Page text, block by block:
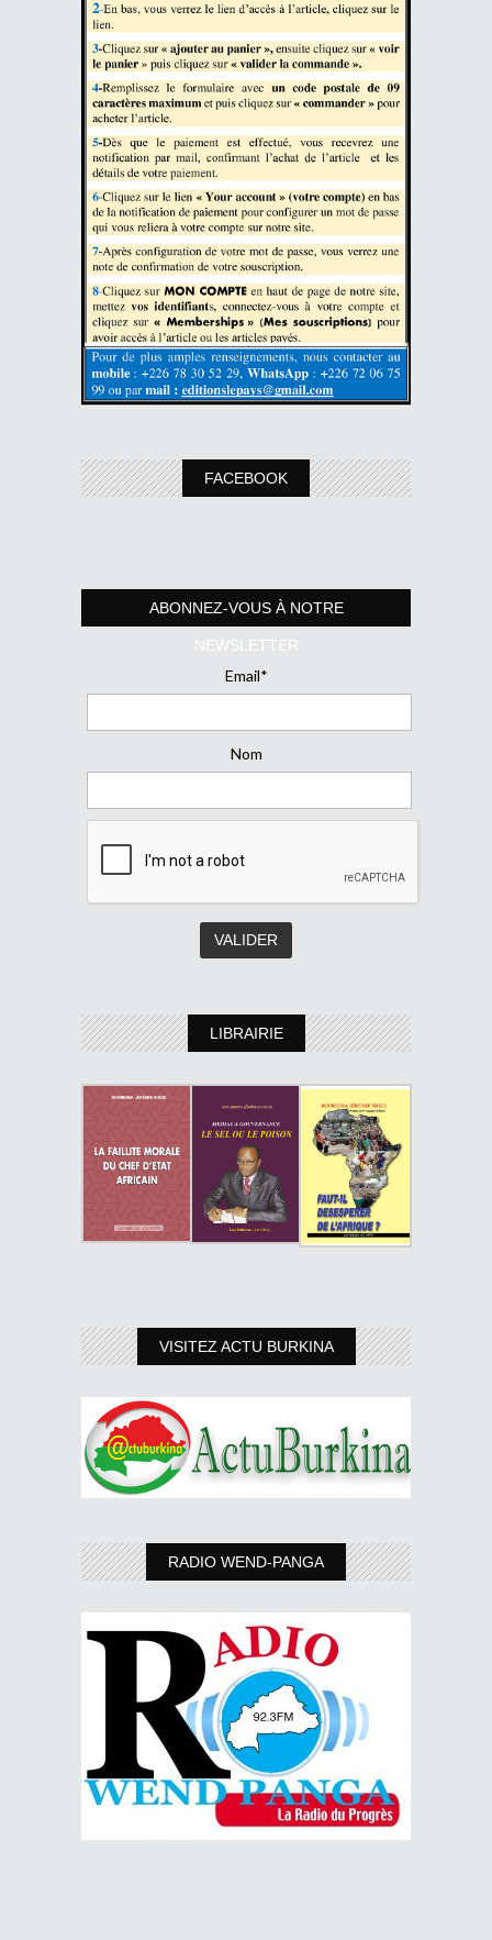
FACEBOOK
ABONNEZ-VOUS À NOTRE
NEWSLETTER
Email*
Nom
LIBRAIRIE
VISITEZ ACTU BURKINA
RADIO WEND-PANGA